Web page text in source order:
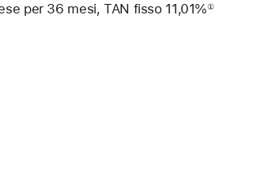
per 36 mesi, TAN fisso 11,01%①